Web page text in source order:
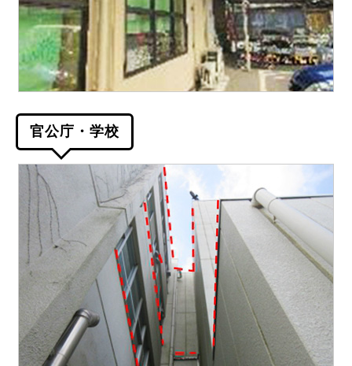
官公庁・学校